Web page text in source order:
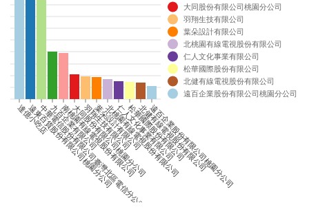
達億小吃店
遠東百貨股份有限公司桃園分公司
中華電信股份有限公司臺灣北區電信分公司
九百企業有限公司
南桃園有線電視股份有限公司
大同股份有限公司桃園分公司
羽翔生技有限公司
葉朵設計有限公司
北桃園有線電視股份有限公司
仁人文化事業有限公司
松華國際股份有限公司
北健有線電視股份有限公司
遠百企業股份有限公司桃園分公司
大同股份有限公司桃園分公司
羽翔生技有限公司
葉朵設計有限公司
北桃園有線電視股份有限公司
仁人文化事業有限公司
松華國際股份有限公司
北健有線電視股份有限公司
遠百企業股份有限公司桃園分公司